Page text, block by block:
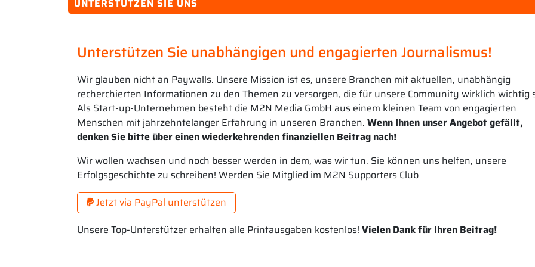
UNTERSTÜTZEN SIE UNS
Unterstützen Sie unabhängigen und engagierten Journalismus!
Wir glauben nicht an Paywalls. Unsere Mission ist es, unsere Branchen mit aktuellen, unabhängig
recherchierten Informationen zu den Themen zu versorgen, die für unsere Community wirklich wichtig
Als Start-up-Unternehmen besteht die M2N Media GmbH aus einem kleinen Team von engagierten
Menschen mit jahrzehntelanger Erfahrung in unseren Branchen. Wenn Ihnen unser Angebot gefällt,
denken Sie bitte über einen wiederkehrenden finanziellen Beitrag nach!
Wir wollen wachsen und noch besser werden in dem, was wir tun. Sie können uns helfen, unsere
Erfolgsgeschichte zu schreiben! Werden Sie Mitglied im M2N Supporters Club
Jetzt via PayPal unterstützen
Unsere Top-Unterstützer erhalten alle Printausgaben kostenlos! Vielen Dank für Ihren Beitrag!